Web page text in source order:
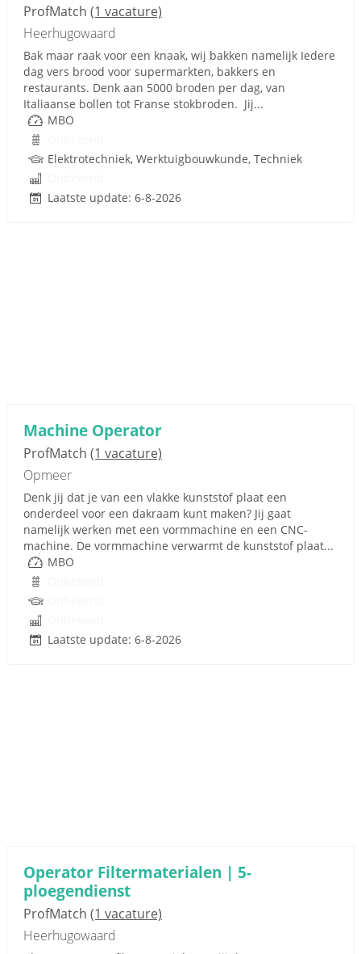
ProfMatch (1 vacature)
Heerhugowaard
Bak maar raak voor een knaak, wij bakken namelijk Iedere
dag vers brood voor supermarkten, bakkers en
restaurants. Denk aan 5000 broden per dag, van
Italiaanse bollen tot Franse stokbroden. Jij...
MBO
Elektrotechniek, Werktuigbouwkunde, Techniek
Laatste update: 6-8-2026
Machine Operator
ProfMatch (1 vacature)
Opmeer
Denk jij dat je van een vlakke kunststof plaat een
onderdeel voor een dakraam kunt maken? Jij gaat
namelijk werken met een vormmachine en een CNC-
machine. De vormmachine verwarmt de kunststof plaat...
MBO
Laatste update: 6-8-2026
Operator Filtermaterialen | 5-
ploegendienst
ProfMatch (1 vacature)
Heerhugowaard